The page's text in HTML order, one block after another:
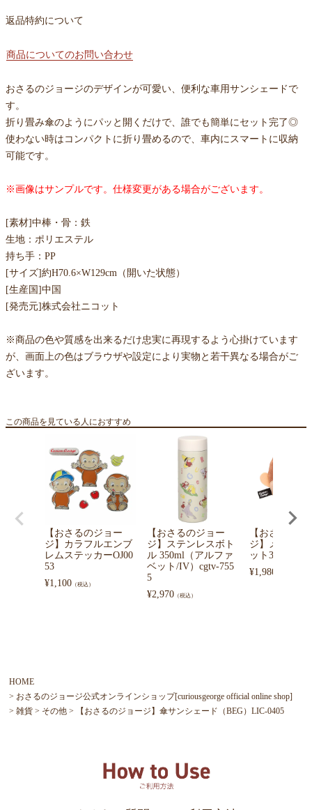
返品特約について
商品についてのお問い合わせ
おさるのジョージのデザインが可愛い、便利な車用サンシェードで
す。
折り畳み傘のようにパッと開くだけで、誰でも簡単にセット完了◎
使わない時はコンパクトに折り畳めるので、車内にスマートに収納
可能です。
※画像はサンプルです。仕様変更がある場合がございます。
[素材]中棒・骨：鉄
生地：ポリエステル
持ち手：PP
[サイズ]約H70.6×W129cm（開いた状態）
[生産国]中国
[発売元]株式会社ニコット
※商品の色や質感を出来るだけ忠実に再現するよう心掛けています
が、画面上の色はブラウザや設定により実物と若干異なる場合がご
ざいます。
この商品を見ている人におすすめ
【おさるのジョー
ジ】カラフルエンブ
レムステッカーOJ00
53
¥1,100 （税込）
【おさるのジョー
ジ】ステンレスボト
ル 350ml（アルファ
ベット/IV）cgtv-755
5
¥2,970 （税込）
【おさるのジ
ジ】メジャー
ット3558
¥1,980
HOME
おさるのジョージ公式オンラインショップ[curiousgeorge official online shop]
雑貨
その他 【おさるのジョージ】傘サンシェード（BEG）LIC-0405